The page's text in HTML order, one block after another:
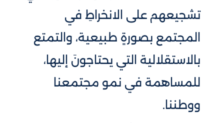
تشجيعهم على الانخراطِ في
المجتمع بصورةٍ طبيعية، والتمتع
بالاستقلالية التي يحتاجونَ إليها،
للمساهمة في نمو مجتمعنا
ووطننا.